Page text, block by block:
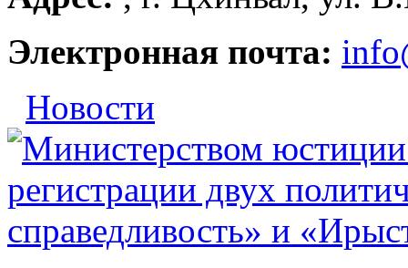
Электронная почта:
Новости